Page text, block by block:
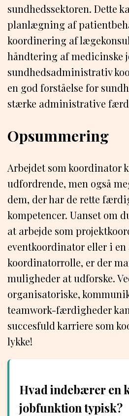
sundhedssektoren. Dette
planlægning af
koordinering af
håndtering af medicinske
sundhedsadministrativ
en god forståelse for
stærke administrative
Opsummering
Arbejdet som koordinator
udfordrende, men også
dem, der har de rette
kompetencer. Uanset om
at arbejde som
eventkoordinator eller i en
koordinatorrolle, er der
muligheder at udforske.
organisatoriske,
teamwork-færdigheder
succesfuld karriere som
lykke!
Hvad indebærer en
jobfunktion typisk?